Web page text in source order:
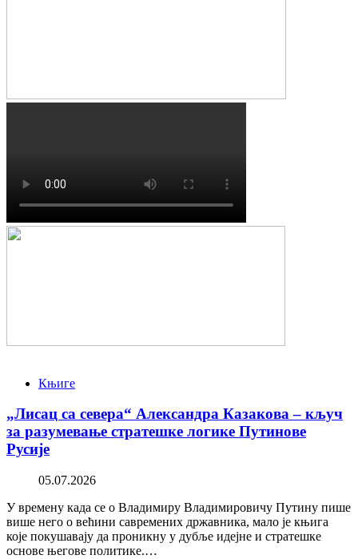
Књиге
„Лисац са севера“ Александра Казакова – кључ
за разумевање стратешке логике Путинове
Русије
05.07.2026
У времену када се о Владимиру Владимировичу Путину пише
више него о већини савремених државника, мало је књига
које покушавају да проникну у дубље идејне и стратешке
основе његове политике.…